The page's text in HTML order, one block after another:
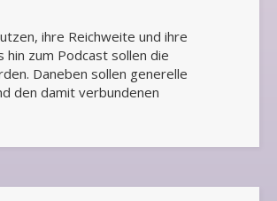
ihre Reichweite und ihre
hin zum Podcast sollen die
Daneben sollen generelle
den damit verbundenen